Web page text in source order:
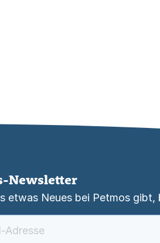
Newsletter
etwas Neues bei Petmos gibt,